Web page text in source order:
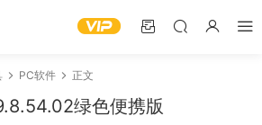
PC软件 正文
绿色便携版